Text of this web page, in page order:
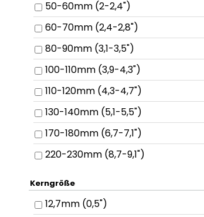
50-60mm (2-2,4")
60-70mm (2,4-2,8")
80-90mm (3,1-3,5")
100-110mm (3,9-4,3")
110-120mm (4,3-4,7")
130-140mm (5,1-5,5")
170-180mm (6,7-7,1")
220-230mm (8,7-9,1")
Kerngröße
12,7mm (0,5")